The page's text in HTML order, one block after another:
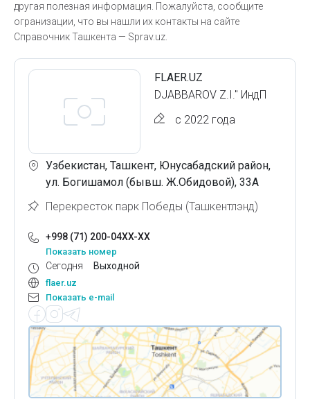
другая полезная информация. Пожалуйста, сообщите
огранизации, что вы нашли их контакты на сайте
Справочник Ташкента — Sprav.uz.
FLAER.UZ
DJABBAROV Z.I." ИндП
с 2022 года
Узбекистан, Ташкент, Юнусабадский район,
ул. Богишамол (бывш. Ж.Обидовой), 33А
Перекресток парк Победы (Ташкентлэнд)
+998 (71) 200-04XX-XX
Показать номер
Сегодня Выходной
flaer.uz
Показать e-mail